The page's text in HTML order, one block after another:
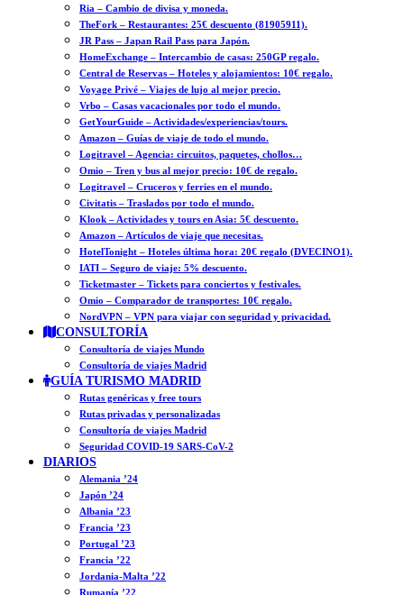
Ria – Cambio de divisa y moneda.
TheFork – Restaurantes: 25€ descuento (81905911).
JR Pass – Japan Rail Pass para Japón.
HomeExchange – Intercambio de casas: 250GP regalo.
Central de Reservas – Hoteles y alojamientos: 10€ regalo.
Voyage Privé – Viajes de lujo al mejor precio.
Vrbo – Casas vacacionales por todo el mundo.
GetYourGuide – Actividades/experiencias/tours.
Amazon – Guías de viaje de todo el mundo.
Logitravel – Agencia: circuitos, paquetes, chollos…
Omio – Tren y bus al mejor precio: 10€ de regalo.
Logitravel – Cruceros y ferries en el mundo.
Civitatis – Traslados por todo el mundo.
Klook – Actividades y tours en Asia: 5€ descuento.
Amazon – Artículos de viaje que necesitas.
HotelTonight – Hoteles última hora: 20€ regalo (DVECINO1).
IATI – Seguro de viaje: 5% descuento.
Ticketmaster – Tickets para conciertos y festivales.
Omio – Comparador de transportes: 10€ regalo.
NordVPN – VPN para viajar con seguridad y privacidad.
CONSULTORÍA
Consultoría de viajes Mundo
Consultoría de viajes Madrid
GUÍA TURISMO MADRID
Rutas genéricas y free tours
Rutas privadas y personalizadas
Consultoría de viajes Madrid
Seguridad COVID-19 SARS-CoV-2
DIARIOS
Alemania ’24
Japón ’24
Albania ’23
Francia ’23
Portugal ’23
Francia ’22
Jordania-Malta ’22
Rumanía ’22